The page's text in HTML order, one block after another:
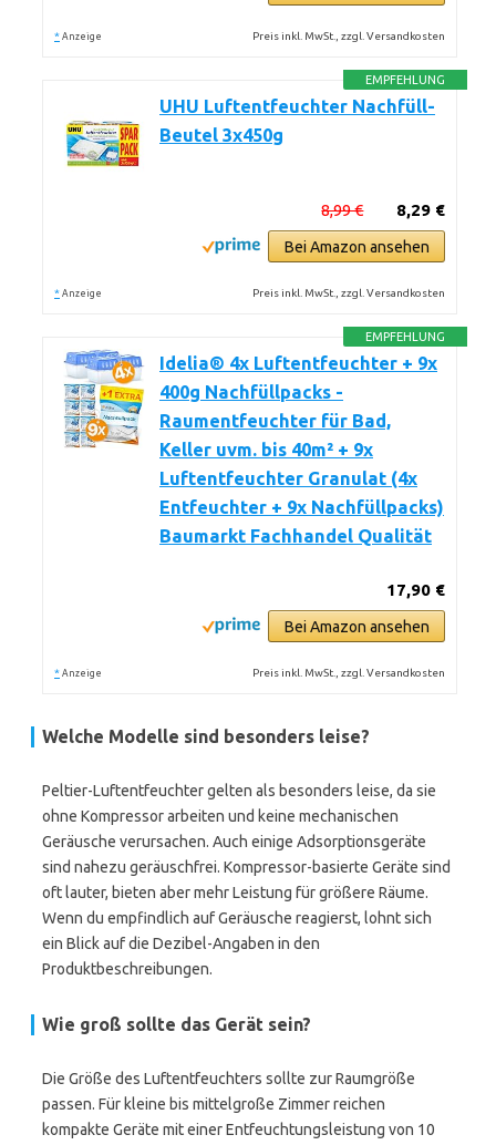
* Anzeige Preis inkl. MwSt., zzgl. Versandkosten
EMPFEHLUNG
UHU Luftentfeuchter Nachfüll-
Beutel 3x450g
8,29 €
8,99 €
Bei Amazon ansehen
* Anzeige Preis inkl. MwSt., zzgl. Versandkosten
EMPFEHLUNG
Idelia® 4x Luftentfeuchter + 9x
400g Nachfüllpacks -
Raumentfeuchter für Bad,
Keller uvm. bis 40m² + 9x
Luftentfeuchter Granulat (4x
Entfeuchter + 9x Nachfüllpacks)
Baumarkt Fachhandel Qualität
17,90 €
Bei Amazon ansehen
* Anzeige Preis inkl. MwSt., zzgl. Versandkosten
Welche Modelle sind besonders leise?
Peltier-Luftentfeuchter gelten als besonders leise, da sie
ohne Kompressor arbeiten und keine mechanischen
Geräusche verursachen. Auch einige Adsorptionsgeräte
sind nahezu geräuschfrei. Kompressor-basierte Geräte sind
oft lauter, bieten aber mehr Leistung für größere Räume.
Wenn du empfindlich auf Geräusche reagierst, lohnt sich
ein Blick auf die Dezibel-Angaben in den
Produktbeschreibungen.
Wie groß sollte das Gerät sein?
Die Größe des Luftentfeuchters sollte zur Raumgröße
passen. Für kleine bis mittelgroße Zimmer reichen
kompakte Geräte mit einer Entfeuchtungsleistung von 10